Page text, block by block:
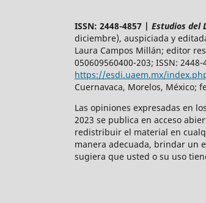
ISSN: 2448-4857 | Estudios del
diciembre), auspiciada y
Laura Campos Millán; editor
050609560400-203; ISSN:
https://esdi.uaem.mx/
Cuernavaca, Morelos, México;
Las opiniones expresadas en
2023 se publica en acceso
redistribuir el material en
manera adecuada, brindar un
sugiera que usted o su uso